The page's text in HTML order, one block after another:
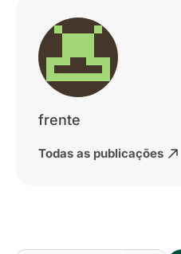
frente
Todas as publicações